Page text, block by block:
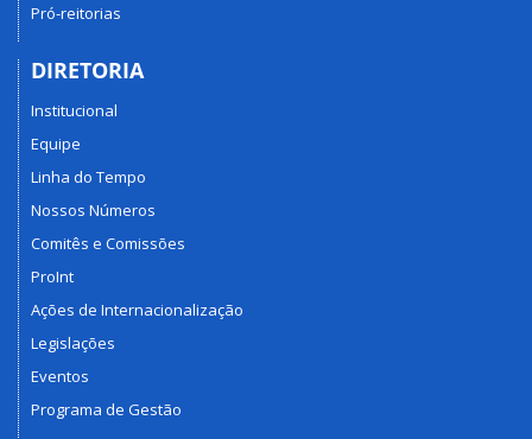
Pró-reitorias
DIRETORIA
Institucional
Equipe
Linha do Tempo
Nossos Números
Comitês e Comissões
ProInt
Ações de Internacionalização
Legislações
Eventos
Programa de Gestão